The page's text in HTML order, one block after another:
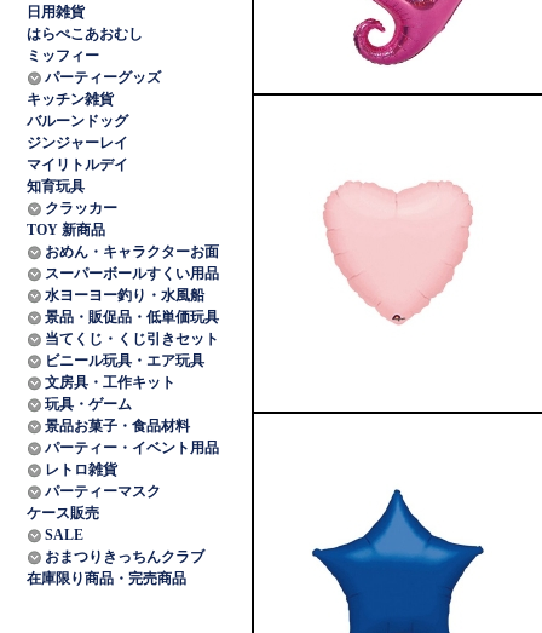
日用雑貨
はらぺこあおむし
ミッフィー
パーティーグッズ
キッチン雑貨
バルーンドッグ
ジンジャーレイ
マイリトルデイ
知育玩具
クラッカー
TOY 新商品
おめん・キャラクターお面
スーパーボールすくい用品
水ヨーヨー釣り・水風船
景品・販促品・低単価玩具
当てくじ・くじ引きセット
ビニール玩具・エア玩具
文房具・工作キット
玩具・ゲーム
景品お菓子・食品材料
パーティー・イベント用品
レトロ雑貨
パーティーマスク
ケース販売
SALE
おまつりきっちんクラブ
在庫限り商品・完売商品